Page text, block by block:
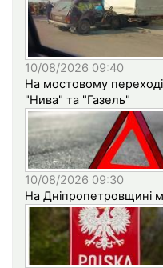
10/08/2026 09:40
На мостовому переході
"Нива" та "Газель"
10/08/2026 09:30
На Дніпропетровщині